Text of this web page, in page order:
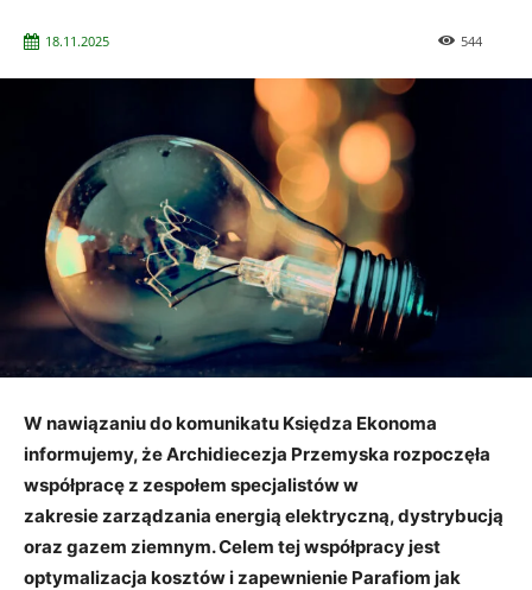
18.11.2025 544
W nawiązaniu do komunikatu Księdza Ekonoma
informujemy, że Archidiecezja Przemyska rozpoczęła
współpracę z zespołem specjalistów w
zakresie zarządzania energią elektryczną, dystrybucją
oraz gazem ziemnym. Celem tej współpracy jest
optymalizacja kosztów i zapewnienie Parafiom jak